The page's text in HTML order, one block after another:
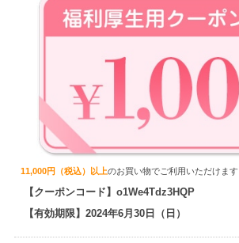
11,000円（税込）以上のお買い物でご利用いただけます
【クーポンコード】o1We4Tdz3HQP
【有効期限】2024年6月30日（日）